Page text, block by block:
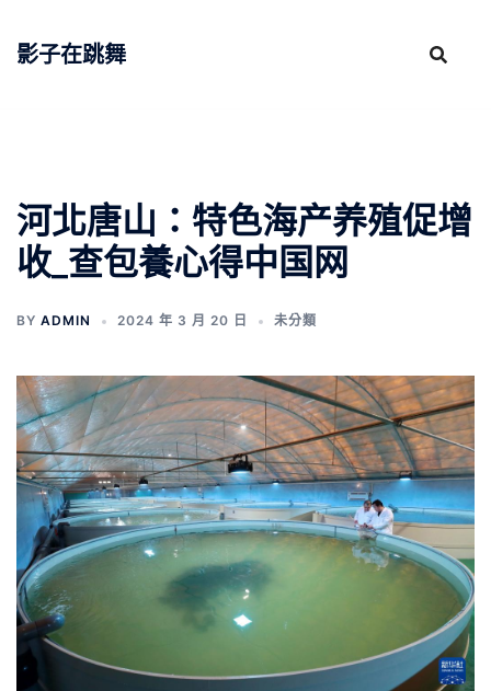
影子在跳舞
河北唐山：特色海产养殖促增
收_查包養心得中国网
BY ADMIN 2024 年 3 月 20 日 未分類